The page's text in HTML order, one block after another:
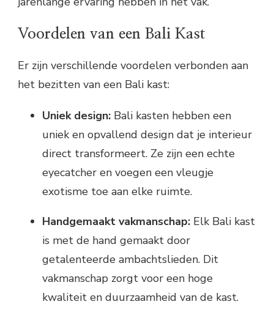
Voordelen van een Bali Kast
Er zijn verschillende voordelen verbonden aan
het bezitten van een Bali kast:
Uniek design: Bali kasten hebben een
uniek en opvallend design dat je interieur
direct transformeert. Ze zijn een echte
eyecatcher en voegen een vleugje
exotisme toe aan elke ruimte.
Handgemaakt vakmanschap: Elk Bali kast
is met de hand gemaakt door
getalenteerde ambachtslieden. Dit
vakmanschap zorgt voor een hoge
kwaliteit en duurzaamheid van de kast.